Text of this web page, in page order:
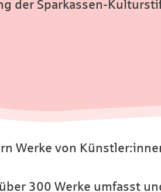
der Sparkassen-
Werke von
300 Werke umfasst